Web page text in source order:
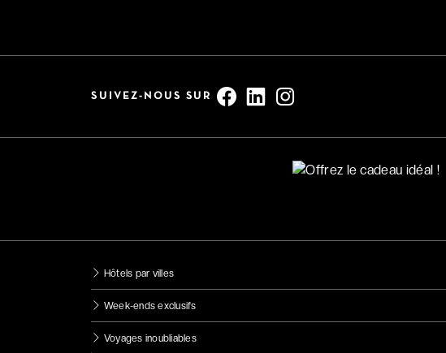
SUIVEZ-NOUS SUR
Hôtels par villes
Week-ends exclusifs
Voyages inoubliables